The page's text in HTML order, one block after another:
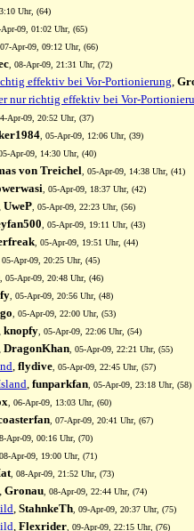
Uhr, (64)
Apr-09, 01:02 Uhr, (65)
, 07-Apr-09, 09:12 Uhr, (66)
, 08-Apr-09, 21:31 Uhr, (72)
effektiv bei Vor-Portionierung,
nur richtig effektiv bei Vor-
Apr-09, 20:52 Uhr, (37)
, 05-Apr-09, 12:06 Uhr, (39)
05-Apr-09, 14:30 Uhr, (40)
von Treichel , 05-Apr-09, 14:38 Uhr, (41)
, 05-Apr-09, 18:37 Uhr, (42)
UweP , 05-Apr-09, 22:23 Uhr, (56)
, 05-Apr-09, 19:11 Uhr, (43)
, 05-Apr-09, 19:51 Uhr, (44)
, 05-Apr-09, 20:25 Uhr, (45)
, 05-Apr-09, 20:48 Uhr, (46)
, 05-Apr-09, 20:56 Uhr, (48)
, 05-Apr-09, 22:00 Uhr, (53)
knopfy , 05-Apr-09, 22:06 Uhr, (54)
DragonKhan , 05-Apr-09, 22:21 Uhr, (55)
, flydive , 05-Apr-09, 22:45 Uhr, (57)
, funparkfan , 05-Apr-09, 23:18 Uhr, (58)
, 06-Apr-09, 13:03 Uhr, (60)
, 07-Apr-09, 20:41 Uhr, (67)
Apr-09, 00:16 Uhr, (70)
08-Apr-09, 19:00 Uhr, (71)
, 08-Apr-09, 21:52 Uhr, (73)
, Gronau , 08-Apr-09, 22:44 Uhr, (74)
, StahnkeTh , 09-Apr-09, 20:37 Uhr, (75)
, Flexrider , 09-Apr-09, 22:15 Uhr, (76)